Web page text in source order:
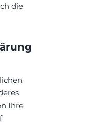
die
Ihre